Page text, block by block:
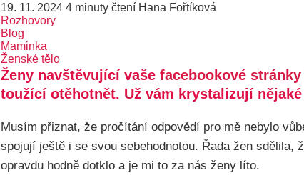
19. 11. 2024 4 minuty čtení Hana Fořtíková
Rozhovory
Blog
Maminka
Ženské tělo
Ženy navštěvující vaše facebookové stránky
toužící otěhotnět. Už vám krystalizují
Musím přiznat, že pročítání odpovědí pro mě nebylo
spojují ještě i se svou sebehodnotou. Řada žen sdělila,
opravdu hodně dotklo a je mi to za nás ženy líto.